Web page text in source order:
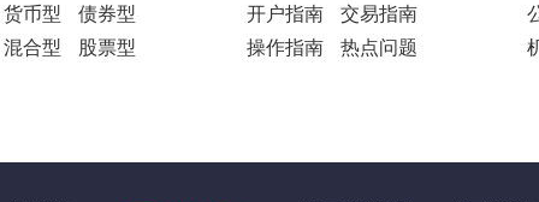
货币型
债券型
混合型
股票型
开户指南
交易指南
操作指南
热点问题